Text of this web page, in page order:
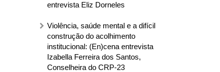
entrevista Eliz Dorneles
Violência, saúde mental e a difícil
construção do acolhimento
institucional: (En)cena entrevista
Izabella Ferreira dos Santos,
Conselheira do CRP-23